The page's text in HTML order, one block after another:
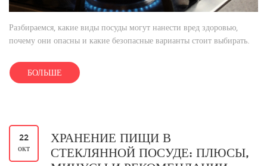
Разбираемся, какие виды посуды могут нанести вред здоровью,
почему они опасны и какие безопасные варианты стоит выбирать.
БОЛЬШЕ
22
окт
ХРАНЕНИЕ ПИЩИ В
СТЕКЛЯННОЙ ПОСУДЕ: ПЛЮСЫ,